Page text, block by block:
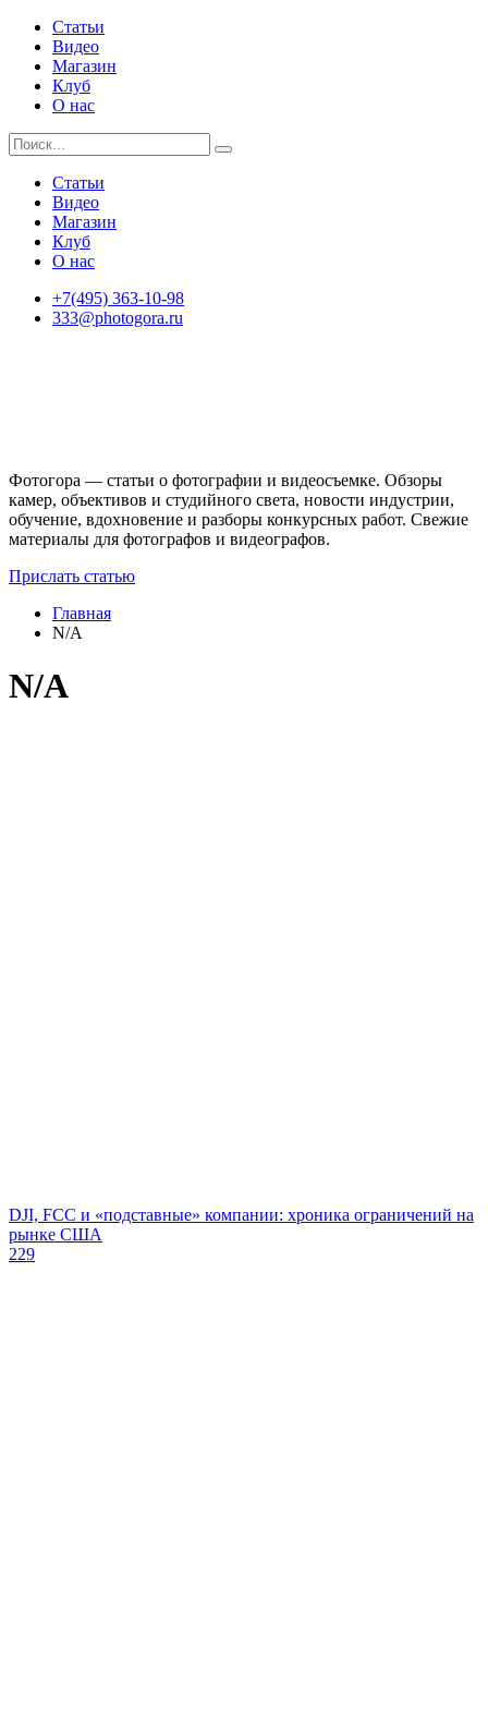
Статьи
Видео
Магазин
Клуб
О нас
Статьи
Видео
Магазин
Клуб
О нас
+7(495) 363-10-98
333@photogora.ru
Фотогора — статьи о фотографии и видеосъемке. Обзоры
камер, объективов и студийного света, новости индустрии,
обучение, вдохновение и разборы конкурсных работ. Свежие
материалы для фотографов и видеографов.
Прислать статью
Главная
N/A
N/A
DJI, FCC и «подставные» компании: хроника ограничений на
рынке США
229